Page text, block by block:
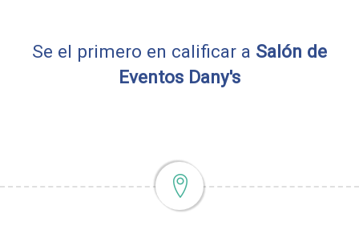
Se el primero en calificar a Salón de
Eventos Dany's